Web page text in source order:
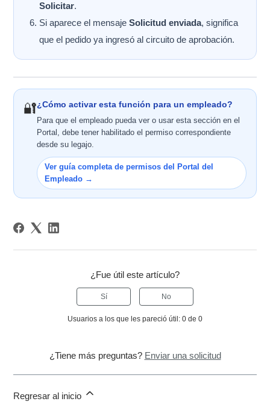
Solicitar.
Si aparece el mensajeSolicitud enviada, significa
que el pedido ya ingresó al circuito de aprobación.
🔐¿Cómo activar esta función para un empleado?
Para que el empleado pueda ver o usar esta sección en el
Portal, debe tener habilitado el permiso correspondiente
desde su legajo.
Ver guía completa de permisos del Portal del
Empleado →
¿Fue útil este artículo?
Sí No
Usuarios a los que les pareció útil: 0 de 0
¿Tiene más preguntas? Enviar una solicitud
Regresar al inicio